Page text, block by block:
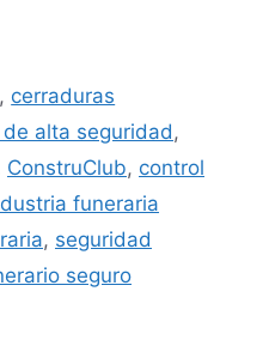
, cerraduras
alta seguridad,
ConstruClub, control
funeraria
, seguridad
seguro